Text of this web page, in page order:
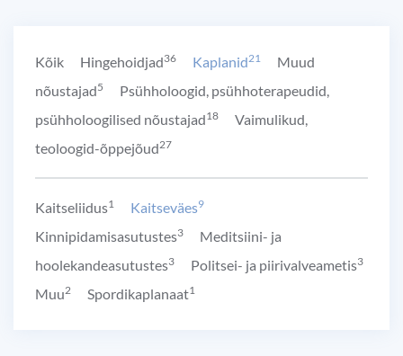
Kõik Hingehoidjad36 Kaplanid21
Muud
nõustajad5
Psühholoogid, psühhoterapeudid,
psühholoogilised nõustajad18
Vaimulikud,
teoloogid-õppejõud27
Kaitseliidus1 Kaitseväes9
Kinnipidamisasutustes3
Meditsiini- ja
hoolekandeasutustes3 Politsei- ja piirivalveametis3
Muu2 Spordikaplanaat1